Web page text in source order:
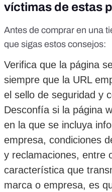
víctimas de estas
Antes de comprar en una
que sigas estos consejos:
Verifica que la página
siempre que la URL
el sello de seguridad y
Desconfía si la página
en la que se incluya
empresa, condiciones
y reclamaciones, entre
característica que
marca o empresa, es